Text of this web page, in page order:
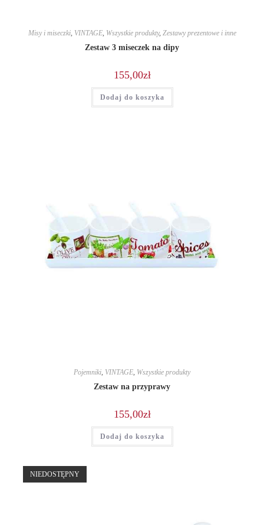
Misy i miseczki, VINTAGE, Wszystkie produkty, Zestawy prezentowe i inne
Zestaw 3 miseczek na dipy
155,00zł
Dodaj do koszyka
Pojemniki, VINTAGE, Wszystkie produkty
Zestaw na przyprawy
155,00zł
Dodaj do koszyka
NIEDOSTĘPNY